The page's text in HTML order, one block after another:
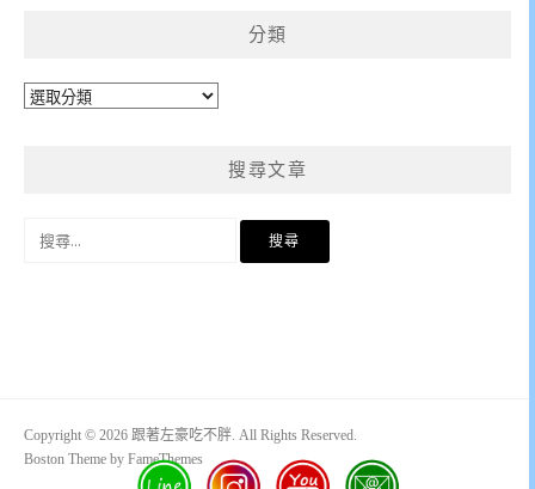
分類
分
搜尋文章
Copyright © 2026 跟著左豪吃不胖. All Rights Reserved.
Boston Theme by FameThemes